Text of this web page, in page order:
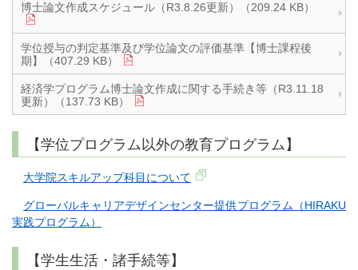
博士論文作成スケジュール（R3.8.26更新）（209.24 KB）
学位授与の判定基準及び学位論文の評価基準【博士課程後
期】（407.29 KB）
経済学プログラム博士論文作成に関する手続き等（R3.11.18
更新）（137.73 KB）
【学位プログラム以外の教育プログラム】
大学院スキルアップ科目について
グローバルキャリアデザインセンター提供プログラム（HIRAKU
実践プログラム）
【学生生活・諸手続等】